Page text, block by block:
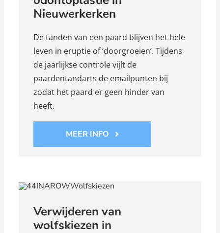
Nieuwerkerken
De tanden van een paard blijven het hele
leven in eruptie of ‘doorgroeien’. Tijdens
de jaarlijkse controle vijlt de
paardentandarts de emailpunten bij
zodat het paard er geen hinder van
heeft.
MEER INFO
Verwijderen van
wolfskiezen in